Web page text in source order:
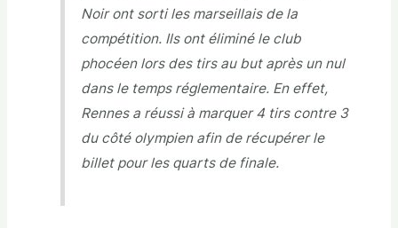
Noir ont sorti les marseillais de la
compétition. Ils ont éliminé le club
phocéen lors des tirs au but après un nul
dans le temps réglementaire. En effet,
Rennes a réussi à marquer 4 tirs contre 3
du côté olympien afin de récupérer le
billet pour les quarts de finale.